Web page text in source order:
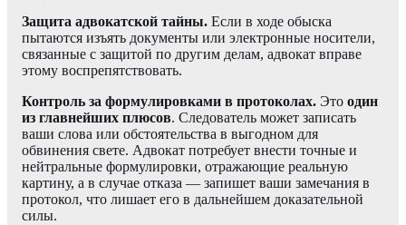
Защита адвокатской тайны. Если в ходе обыска
пытаются изъять документы или электронные носители,
связанные с защитой по другим делам, адвокат вправе
этому воспрепятствовать.
Контроль за формулировками в протоколах. Это один
из главнейших плюсов. Следователь может записать
ваши слова или обстоятельства в выгодном для
обвинения свете. Адвокат потребует внести точные и
нейтральные формулировки, отражающие реальную
картину, а в случае отказа — запишет ваши замечания в
протокол, что лишает его в дальнейшем доказательной
силы.